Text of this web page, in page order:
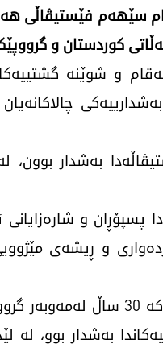
سێهەم فێستیڤاڵی
کوردستان و
و شوێنە
بەشدار بوون،
و شارەزایانی
و ڕیشەی
قوتبەدین سادقی، مامۆستای